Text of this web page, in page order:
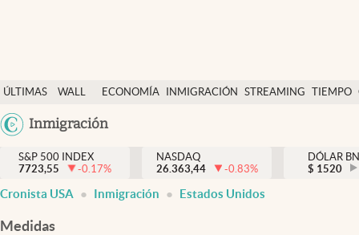
ÚLTIMAS
NOTICIAS
WALL
Y
DÓLAR
ECONOMÍA INMIGRACIÓN STREAMING TIEMPO
México
Inmigración
Finanzas y economía
Wall Street y dólar
Inmigración
S&P 500 INDEX
7723,55
-0.17%
NASDAQ
26.363,44
-0.83%
DÓLAR
$ 1520
Cronista USA Inmigración Estados Unidos
Medidas